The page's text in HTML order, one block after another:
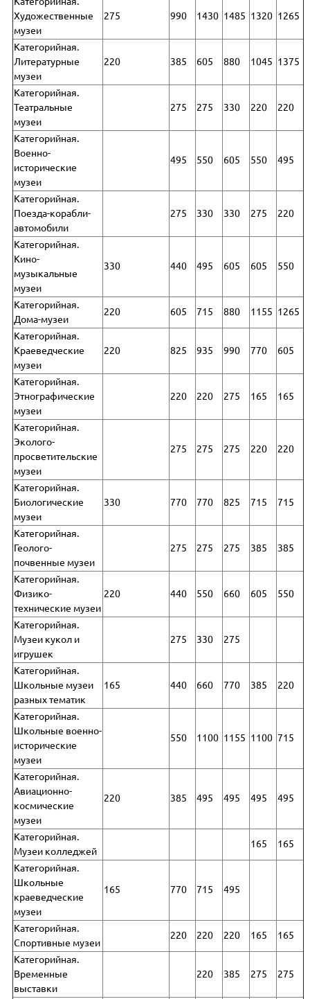
Художественные
музеи
275 990 1430 1485 1320 1265
Категорийная.
Литературные
музеи
220 385 605 880 1045 1375
Категорийная.
Театральные
музеи
275 275 330 220 220
Категорийная.
Военно-
исторические
музеи
495 550 605 550 495
Категорийная.
Поезда-корабли-
автомобили
275 330 330 275 220
Категорийная.
Кино-
музыкальные
музеи
330 440 495 605 605 550
Категорийная.
Дома-музеи
220 605 715 880 1155 1265
Категорийная.
Краеведческие
музеи
220 825 935 990 770 605
Категорийная.
Этнографические
музеи
220 220 275 165 165
Категорийная.
Эколого-
просветительские
музеи
275 275 275 220 220
Категорийная.
Биологические
музеи
330 770 770 825 715 715
Категорийная.
Геолого-
почвенные музеи
275 275 275 385 385
Категорийная.
Физико-
технические музеи
220 440 550 660 605 550
Категорийная.
Музеи кукол и
игрушек
275 330 275
Категорийная.
Школьные музеи
разных тематик
165 440 660 770 385 220
Категорийная.
Школьные военно-
исторические
музеи
550 1100 1155 1100 715
Категорийная.
Авиационно-
космические
музеи
220 385 495 495 495 495
Категорийная.
Музеи колледжей
165 165
Категорийная.
Школьные
краеведческие
музеи
165 770 715 495
Категорийная.
Спортивные музеи
220 220 220 165 165
Категорийная.
Временные
выставки
220 385 275 275